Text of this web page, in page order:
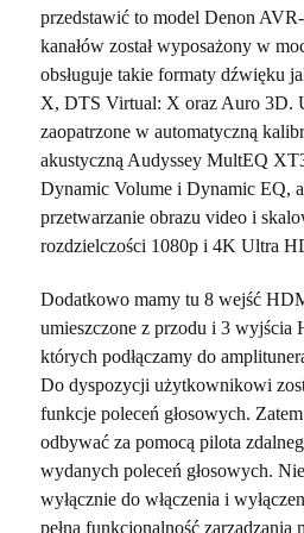
przedstawić to model Denon
kanałów został wyposażony w
obsługuje takie formaty dźwięku
X, DTS Virtual: X oraz Auro 3D.
zaopatrzone w automatyczną
akustyczną Audyssey MultEQ
Dynamic Volume i Dynamic EQ,
przetwarzanie obrazu video i
rozdzielczości 1080p i 4K Ultra
Dodatkowo mamy tu 8 wejść
umieszczone z przodu i 3 wyjścia
których podłączamy do
Do dyspozycji użytkownikowi
funkcje poleceń głosowych. Zatem
odbywać za pomocą pilota
wydanych poleceń głosowych.
wyłącznie do włączenia i
pełną funkcjonalność zarządzania